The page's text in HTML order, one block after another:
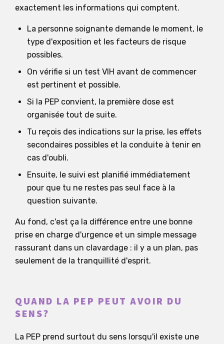
exactement les informations qui comptent.
La personne soignante demande le moment, le
type d'exposition et les facteurs de risque
possibles.
On vérifie si un test VIH avant de commencer
est pertinent et possible.
Si la PEP convient, la première dose est
organisée tout de suite.
Tu reçois des indications sur la prise, les effets
secondaires possibles et la conduite à tenir en
cas d'oubli.
Ensuite, le suivi est planifié immédiatement
pour que tu ne restes pas seul face à la
question suivante.
Au fond, c'est ça la différence entre une bonne
prise en charge d'urgence et un simple message
rassurant dans un clavardage : il y a un plan, pas
seulement de la tranquillité d'esprit.
QUAND LA PEP PEUT AVOIR DU
SENS?
La PEP prend surtout du sens lorsqu'il existe une